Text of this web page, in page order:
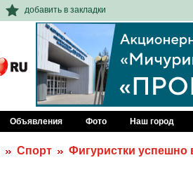
добавить в закладки
Объявления Фото Наш город
Спорт Фигуристки